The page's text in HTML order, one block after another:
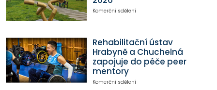
Komerční sdělení
Rehabilitační ústav
Hrabyně a Chuchelná
zapojuje do péče peer
mentory
Komerční sdělení